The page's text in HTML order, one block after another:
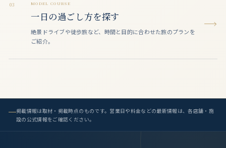
03 MODEL COURSE
一日の過ごし方を探す
絶景ドライブや徒歩旅など、時間と目的に合わせた旅のプランを
ご紹介。
掲載情報は取材・掲載時点のものです。営業日や料金などの最新情報は、各店舗・施
設の公式情報をご確認ください。